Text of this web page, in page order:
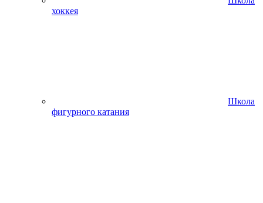
хоккея
Школа
фигурного катания